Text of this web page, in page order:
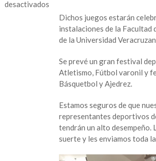
desactivados
Dichos juegos estarán
instalaciones de la Facultad
de la Universidad
Se prevé un gran festival
Atletismo, Fútbol varonil y
Básquetbol y Ajedrez.
Estamos seguros de que
representantes deportivos
tendrán un alto desempeño.
suerte y les enviamos toda